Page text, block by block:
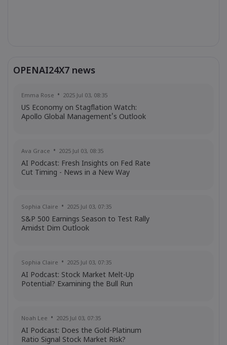
OPENAI24X7 news
Emma Rose 2025 Jul 03, 08:35
US Economy on Stagflation Watch:
Apollo Global Management's Outlook
Ava Grace 2025 Jul 03, 08:35
AI Podcast: Fresh Insights on Fed Rate
Cut Timing - News in a New Way
Sophia Claire 2025 Jul 03, 07:35
S&P 500 Earnings Season to Test Rally
Amidst Dim Outlook
Sophia Claire 2025 Jul 03, 07:35
AI Podcast: Stock Market Melt-Up
Potential? Examining the Bull Run
Noah Lee 2025 Jul 03, 07:35
AI Podcast: Does the Gold-Platinum
Ratio Signal Stock Market Risk?